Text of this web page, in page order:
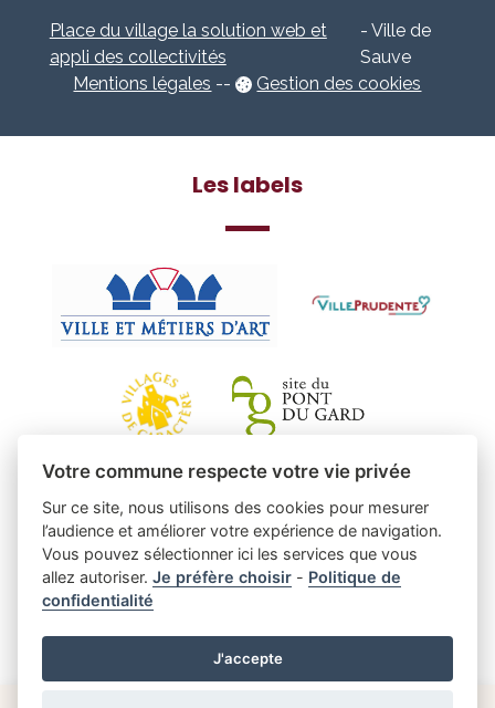
Place du village la solution web et
appli des collectivités
- Ville de
Sauve
Mentions légales -- Gestion des cookies
Les labels
Votre commune respecte votre vie privée
Sur ce site, nous utilisons des cookies pour mesurer
l’audience et améliorer votre expérience de navigation.
Vous pouvez sélectionner ici les services que vous
allez autoriser.Je préfère choisir - Politique de
confidentialité
J'accepte